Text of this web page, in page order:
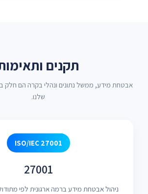
תקנים
אבטחת מידע, ממשל נתונים ונהלי בקרה הם חלק
שלנו.
ISO/IEC 27001
27001
ניהול אבטחת מידע ברמה ארגונית לפי